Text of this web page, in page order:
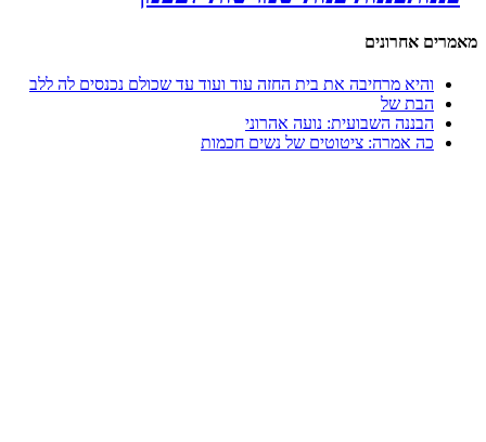
מאמרים אחרונים
והיא מרחיבה את בית החזה עוד ועוד עד שכולם נכנסים לה ללב
הבת של
הבננה השבועית: נועה אהרוני
כה אמרה: ציטוטים של נשים חכמות